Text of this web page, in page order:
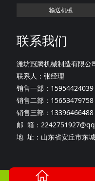
输送机械
联系我们
潍坊冠腾机械制造有限公
联系人：张经理
销售一部：15954424039
销售二部：15653479758
销售三部：13396466488
邮 箱：
地 址：山东省安丘市东
版权所有：潍坊冠腾机械